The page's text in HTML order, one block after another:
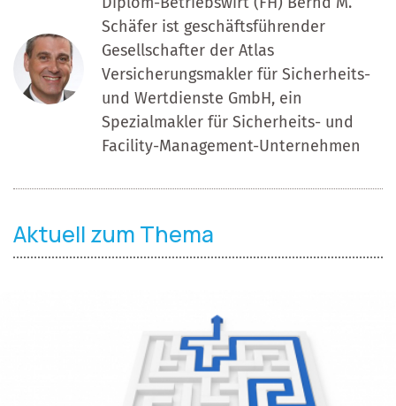
Schäfer ist geschäftsführender
Gesellschafter der Atlas
Versicherungsmakler für Sicherheits-
und Wertdienste GmbH, ein
Spezialmakler für Sicherheits- und
Facility-Management-Unternehmen
Aktuell zum Thema